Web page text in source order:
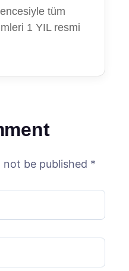
tüm
1 YIL resmi
not be published *